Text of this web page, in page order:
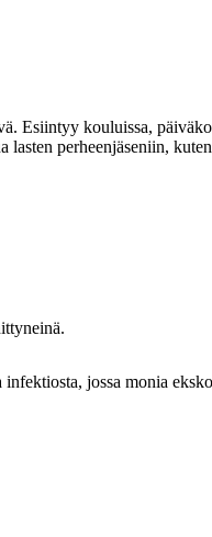
Esiintyy kouluissa,
lasten perheenjäseniin,
jossa monia